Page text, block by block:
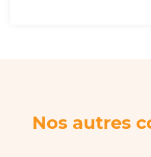
Nos autres